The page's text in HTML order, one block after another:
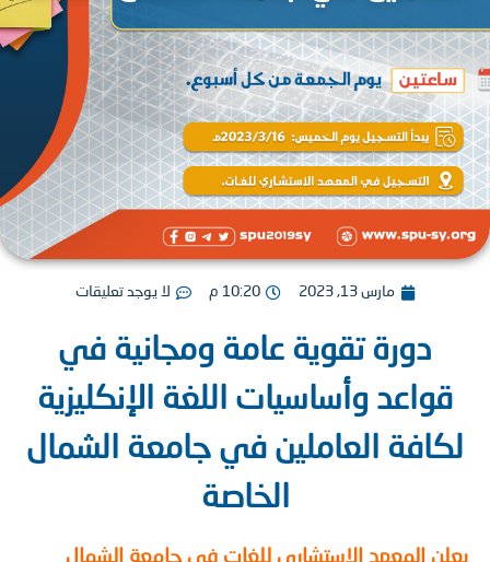
مارس 13, 2023 10:20 م لا يوجد تعليقات
دورة تقوية عامة ومجانية في
وأساسيات اللغة الإنكليزية
العاملين في جامعة الشمال
الخاصة
المعهد الاستشاري للغات في جامعة الشمال